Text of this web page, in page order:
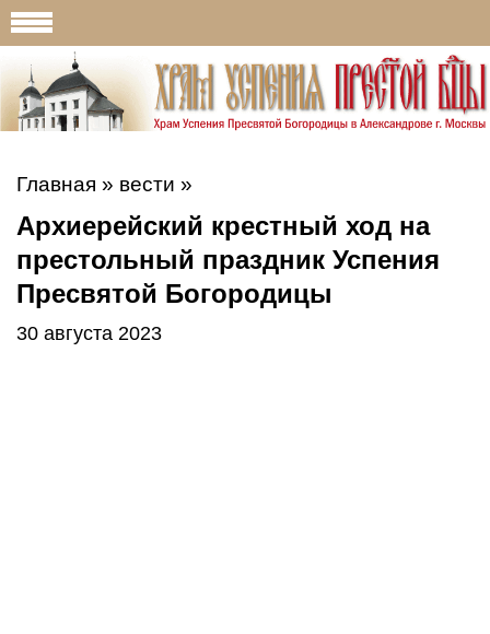
Главная » вести »
Архиерейский крестный ход на
престольный праздник Успения
Пресвятой Богородицы
30 августа 2023